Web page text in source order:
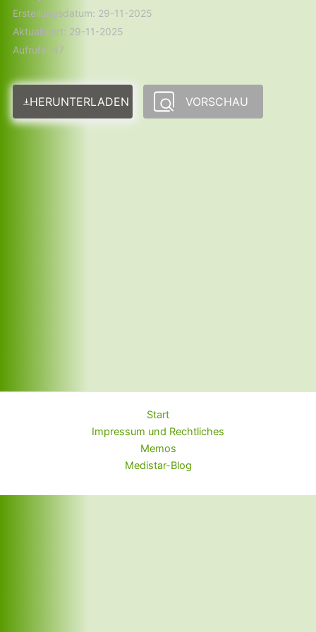
Erstellungsdatum: 29-11-2025
Aktualisiert: 29-11-2025
Aufrufe: 47
HERUNTERLADEN VORSCHAU
Start
Impressum und Rechtliches
Memos
Medistar-Blog